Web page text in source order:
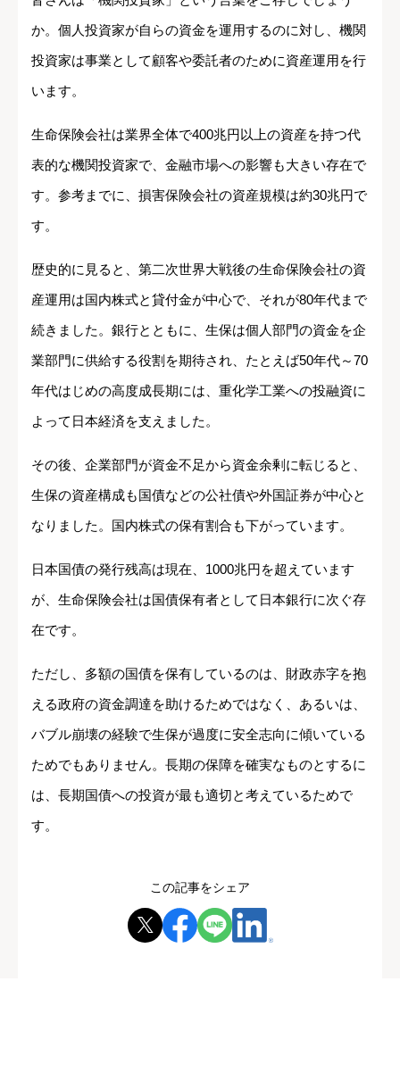
か。個人投資家が自らの資金を運用するのに対し、機関
投資家は事業として顧客や委託者のために資産運用を行
います。
生命保険会社は業界全体で400兆円以上の資産を持つ代
表的な機関投資家で、金融市場への影響も大きい存在で
す。参考までに、損害保険会社の資産規模は約30兆円で
す。
歴史的に見ると、第二次世界大戦後の生命保険会社の資
産運用は国内株式と貸付金が中心で、それが80年代まで
続きました。銀行とともに、生保は個人部門の資金を企
業部門に供給する役割を期待され、たとえば50年代～70
年代はじめの高度成長期には、重化学工業への投融資に
よって日本経済を支えました。
その後、企業部門が資金不足から資金余剰に転じると、
生保の資産構成も国債などの公社債や外国証券が中心と
なりました。国内株式の保有割合も下がっています。
日本国債の発行残高は現在、1000兆円を超えています
が、生命保険会社は国債保有者として日本銀行に次ぐ存
在です。
ただし、多額の国債を保有しているのは、財政赤字を抱
える政府の資金調達を助けるためではなく、あるいは、
バブル崩壊の経験で生保が過度に安全志向に傾いている
ためでもありません。長期の保障を確実なものとするに
は、長期国債への投資が最も適切と考えているためで
す。
この記事をシェア